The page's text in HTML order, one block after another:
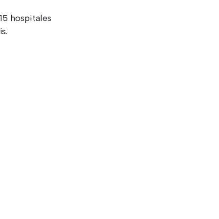
hospitales